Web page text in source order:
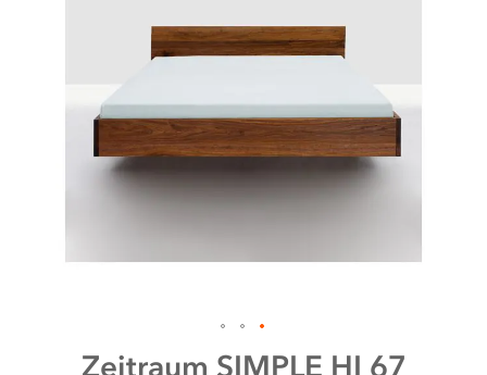
Zeitraum SIMPLE HI 67